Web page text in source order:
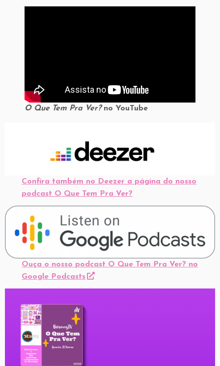
O Que Tem Pra Ver?no YouTube
Confira também no Deezer a página do nosso
podcast O Que Tem Pra Ver?
Ouça o nosso podcast O Que Tem Pra Ver? no
Google Podcasts